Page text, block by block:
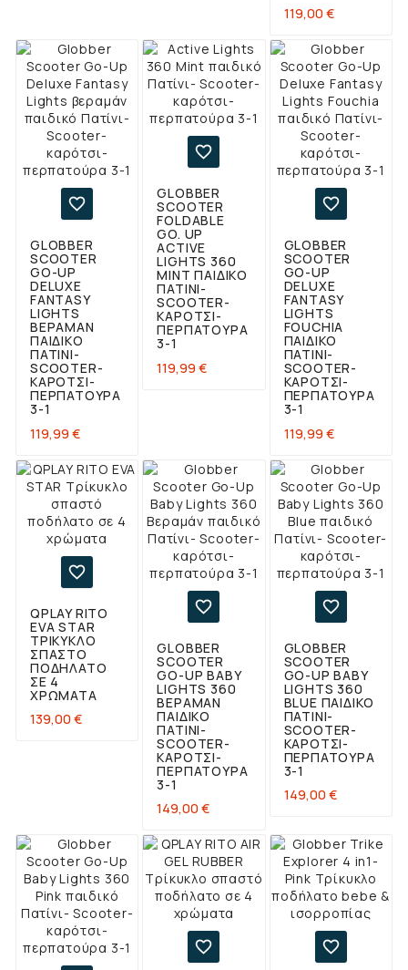
119,00 €

GLOBBER
SCOOTER
GO-UP
DELUXE
FANTASY
LIGHTS
ΒΕΡΑΜΆΝ
ΠΑΙΔΙΚΌ
ΠΑΤΊΝΙ-
SCOOTER-
ΚΑΡΌΤΣΙ-
ΠΕΡΠΑΤΟΎΡΑ
3-1
119,99 €

GLOBBER
SCOOTER
FOLDABLE
GO. UP
ACTIVE
LIGHTS 360
MINT ΠΑΙΔΙΚΌ
ΠΑΤΊΝΙ-
SCOOTER-
ΚΑΡΌΤΣΙ-
ΠΕΡΠΑΤΟΎΡΑ
3-1
119,99 €

GLOBBER
SCOOTER
GO-UP
DELUXE
FANTASY
LIGHTS
FOUCHIA
ΠΑΙΔΙΚΌ
ΠΑΤΊΝΙ-
SCOOTER-
ΚΑΡΌΤΣΙ-
ΠΕΡΠΑΤΟΎΡΑ
3-1
119,99 €

QPLAY RITO
EVA STAR
ΤΡΊΚΥΚΛΟ
ΣΠΑΣΤΌ
ΠΟΔΉΛΑΤΟ
ΣΕ 4
ΧΡΏΜΑΤΑ
139,00 €

GLOBBER
SCOOTER
GO-UP BABY
LIGHTS 360
ΒΕΡΑΜΆΝ
ΠΑΙΔΙΚΌ
ΠΑΤΊΝΙ-
SCOOTER-
ΚΑΡΌΤΣΙ-
ΠΕΡΠΑΤΟΎΡΑ
3-1
149,00 €

GLOBBER
SCOOTER
GO-UP BABY
LIGHTS 360
BLUE ΠΑΙΔΙΚΌ
ΠΑΤΊΝΙ-
SCOOTER-
ΚΑΡΌΤΣΙ-
ΠΕΡΠΑΤΟΎΡΑ
3-1
149,00 €
 